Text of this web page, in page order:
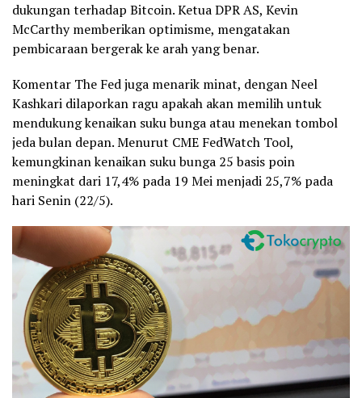
dukungan terhadap Bitcoin. Ketua DPR AS, Kevin
McCarthy memberikan optimisme, mengatakan
pembicaraan bergerak ke arah yang benar.
Komentar The Fed juga menarik minat, dengan Neel
Kashkari dilaporkan ragu apakah akan memilih untuk
mendukung kenaikan suku bunga atau menekan tombol
jeda bulan depan. Menurut CME FedWatch Tool,
kemungkinan kenaikan suku bunga 25 basis poin
meningkat dari 17,4% pada 19 Mei menjadi 25,7% pada
hari Senin (22/5).